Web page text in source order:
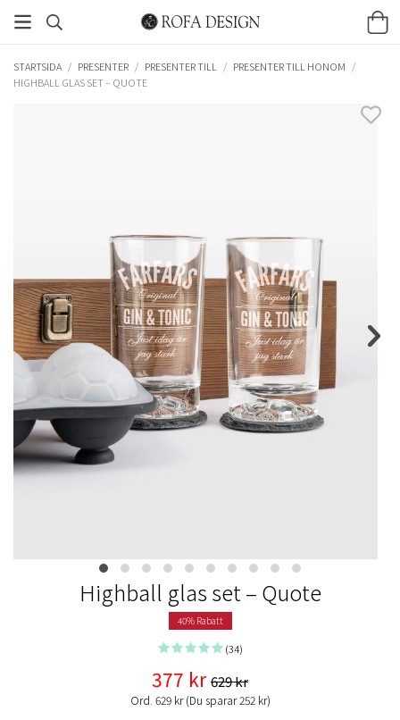
STARTSIDA / PRESENTER / PRESENTER TILL / PRESENTER TILL HONOM /
HIGHBALL GLAS SET – QUOTE
Highball glas set – Quote
40% Rabatt
(34)
377 kr 629 kr
Ord. 629 kr (Du sparar 252 kr)